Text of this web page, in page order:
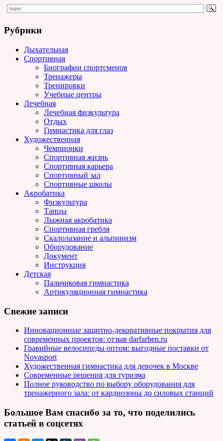
Рубрики
Дыхательная
Спортивная
Биографии спортсменов
Тренажеры
Тренировки
Учебные центры
Лечебная
Лечебная физкультура
Отдых
Гимнастика для глаз
Художественная
Чемпионки
Спортивная жизнь
Спортивная карьера
Спортивный зал
Спортивные школы
Акробатика
Физкультура
Танцы
Лыжная акробатика
Спортивная гребля
Скалолазание и альпинизм
Оборудование
Документ
Инструкция
Детская
Пальчиковая гимнастика
Артикуляционная гимнастика
Свежие записи
Инновационные защитно-декоративные покрытия для
современных проектов: отзыв darfarben.ru
Гравийные велосипеды оптом: выгодные поставки от
Novasport
Художественная гимнастика для девочек в Москве
Современные решения для туризма
Полное руководство по выбору оборудования для
тренажерного зала: от кардиозоны до силовых станций
Большое Вам спасибо за то, что поделились
статьей в соцсетях